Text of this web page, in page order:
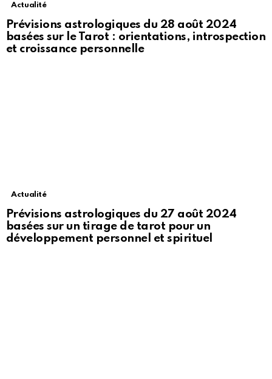
Actualité
Prévisions astrologiques du 28 août 2024
basées sur le Tarot : orientations, introspection
et croissance personnelle
Actualité
Prévisions astrologiques du 27 août 2024
basées sur un tirage de tarot pour un
développement personnel et spirituel